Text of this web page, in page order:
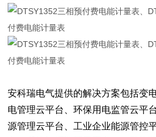
安科瑞电气提供的解决方案包括变
电管理云平台、环保用电监管云平
源管理云平台、工业企业能源管控